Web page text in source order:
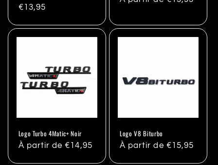
Prix
€13,95
Logo Turbo 4Matic+ Noir
Prix
À partir de €14,95
Logo V8 Biturbo
Prix
À partir de €15,95